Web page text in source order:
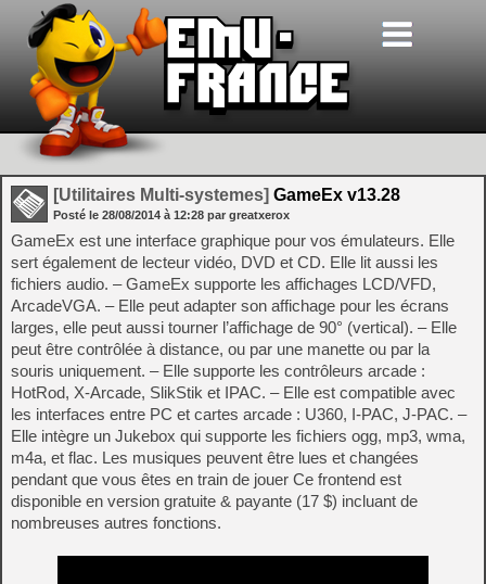
[Utilitaires Multi-systemes] GameEx v13.28
Posté le 28/08/2014 à 12:28 par greatxerox
GameEx est une interface graphique pour vos émulateurs. Elle
sert également de lecteur vidéo, DVD et CD. Elle lit aussi les
fichiers audio. – GameEx supporte les affichages LCD/VFD,
ArcadeVGA. – Elle peut adapter son affichage pour les écrans
larges, elle peut aussi tourner l’affichage de 90° (vertical). – Elle
peut être contrôlée à distance, ou par une manette ou par la
souris uniquement. – Elle supporte les contrôleurs arcade :
HotRod, X-Arcade, SlikStik et IPAC. – Elle est compatible avec
les interfaces entre PC et cartes arcade : U360, I-PAC, J-PAC. –
Elle intègre un Jukebox qui supporte les fichiers ogg, mp3, wma,
m4a, et flac. Les musiques peuvent être lues et changées
pendant que vous êtes en train de jouer Ce frontend est
disponible en version gratuite & payante (17 $) incluant de
nombreuses autres fonctions.